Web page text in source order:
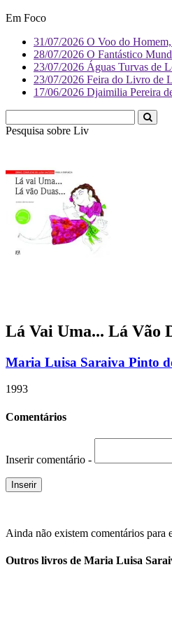
Em Foco
31/07/2026 O Voo do
28/07/2026 O Fantástico
23/07/2026 Águas Turvas de
23/07/2026 Feira do Livro de
17/06/2026 Djaimilia Pereira
Pesquisa sobre Literatura
Lá Vai Uma... Lá Vão
Maria Luisa Saraiva Pinto
1993
Comentários
Inserir comentário -
Ainda não existem comentários para
Outros livros de Maria Luisa